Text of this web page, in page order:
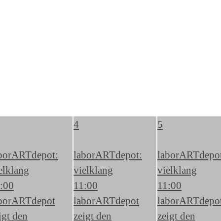
den
4
laborARTdepot:
vielklang
11:00
laborARTdepot
zeigt den
5
vielklang
11:00
zeigt den